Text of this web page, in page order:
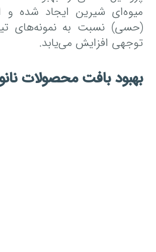
میوه‌ای شیرین ایجاد شده و
(حسی) نسبت به نمونه‌های
توجهی افزایش می‌یابد.
بهبود بافت محصولات